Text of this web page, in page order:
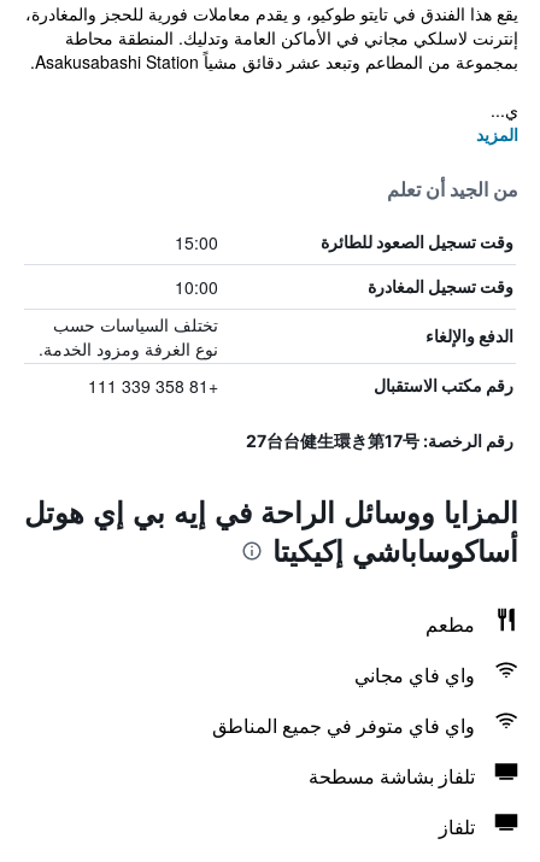
يقع هذا الفندق في تايتو طوكيو، و يقدم معاملات فورية للحجز والمغادرة،
إنترنت لاسلكي مجاني في الأماكن العامة وتدليك. المنطقة محاطة
بمجموعة من المطاعم وتبعد عشر دقائق مشياً Asakusabashi Station.
ي...
المزيد
من الجيد أن تعلم
وقت تسجيل الصعود للطائرة 15:00
وقت تسجيل المغادرة 10:00
الدفع والإلغاء
تختلف السياسات حسب
نوع الغرفة ومزود الخدمة.
رقم مكتب الاستقبال +81 358 339 111
رقم الرخصة: 27台台健生環き第17号
المزايا ووسائل الراحة في إيه بي إي هوتل
أساكوساباشي إكيكيتا
مطعم
واي فاي مجاني
واي فاي متوفر في جميع المناطق
تلفاز بشاشة مسطحة
تلفاز